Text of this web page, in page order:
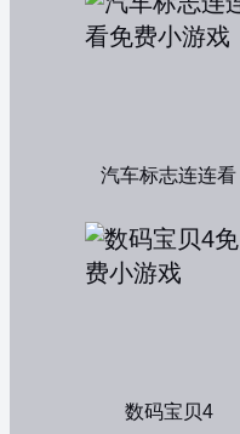
汽车标志连连看
数码宝贝4